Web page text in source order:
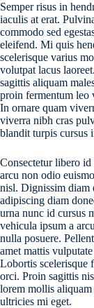
Semper risus in
iaculis at erat.
commodo sed
eleifend. Mi quis
scelerisque varius
volutpat lacus
sagittis aliquam
proin fermentum leo
In ornare quam
viverra nibh cras
blandit turpis cursus
Consectetur libero
arcu non odio
nisl. Dignissim diam
adipiscing diam
urna nunc id cursus
vehicula ipsum a
nulla posuere.
amet mattis
Lobortis scelerisque
orci. Proin sagittis
lorem mollis
ultricies mi eget.